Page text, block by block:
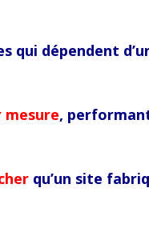
qui dépendent
mesure,
qu’un site